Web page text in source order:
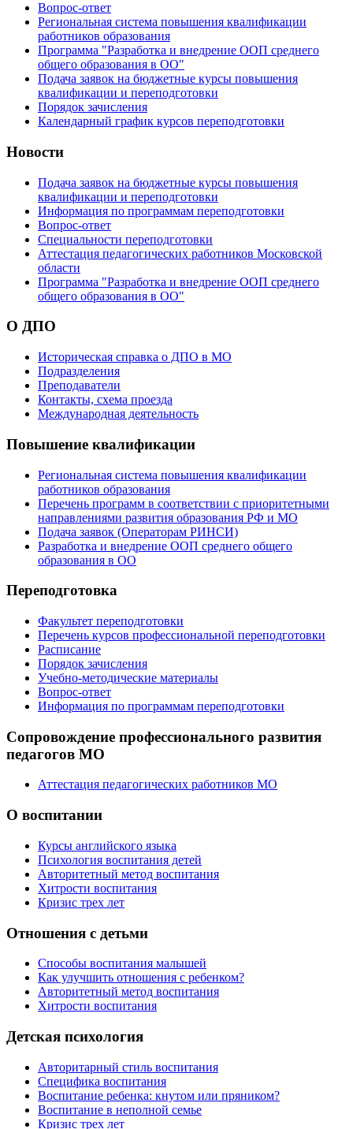
Вопрос-ответ
Региональная система повышения квалификации
работников образования
Программа "Разработка и внедрение ООП среднего
общего образования в ОО"
Подача заявок на бюджетные курсы повышения
квалификации и переподготовки
Порядок зачисления
Календарный график курсов переподготовки
Новости
Подача заявок на бюджетные курсы повышения
квалификации и переподготовки
Информация по программам переподготовки
Вопрос-ответ
Специальности переподготовки
Аттестация педагогических работников Московской
области
Программа "Разработка и внедрение ООП среднего
общего образования в ОО"
О ДПО
Историческая справка о ДПО в МО
Подразделения
Преподаватели
Контакты, схема проезда
Международная деятельность
Повышение квалификации
Региональная система повышения квалификации
работников образования
Перечень программ в соответствии с приоритетными
направлениями развития образования РФ и МО
Подача заявок (Операторам РИНСИ)
Разработка и внедрение ООП среднего общего
образования в ОО
Переподготовка
Факультет переподготовки
Перечень курсов профессиональной переподготовки
Расписание
Порядок зачисления
Учебно-методические материалы
Вопрос-ответ
Информация по программам переподготовки
Сопровождение профессионального развития
педагогов МО
Аттестация педагогических работников МО
О воспитании
Курсы английского языка
Психология воспитания детей
Авторитетный метод воспитания
Хитрости воспитания
Кризис трех лет
Отношения с детьми
Способы воспитания малышей
Как улучшить отношения с ребенком?
Авторитетный метод воспитания
Хитрости воспитания
Детская психология
Авторитарный стиль воспитания
Специфика воспитания
Воспитание ребенка: кнутом или пряником?
Воспитание в неполной семье
Кризис трех лет